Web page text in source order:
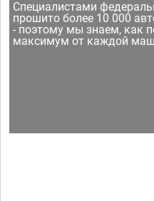
Специалистами
прошито более 10 000
- поэтому мы знаем, как
максимум от каждой